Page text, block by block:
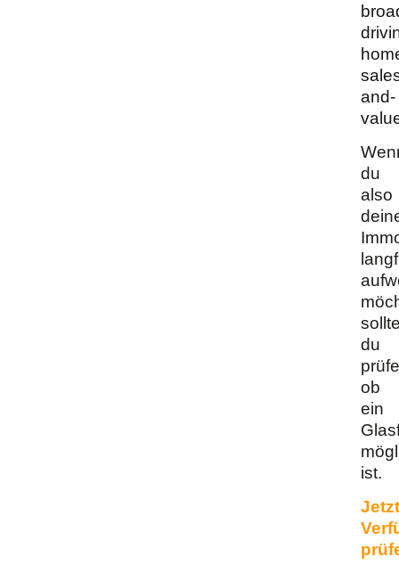
and-
du
also
du
ob
ein
ist.
Jetzt